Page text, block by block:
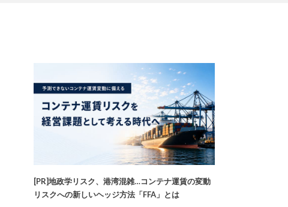
[PR]地政学リスク、港湾混雑…コンテナ運賃の変動
リスクへの新しいヘッジ方法「FFA」とは